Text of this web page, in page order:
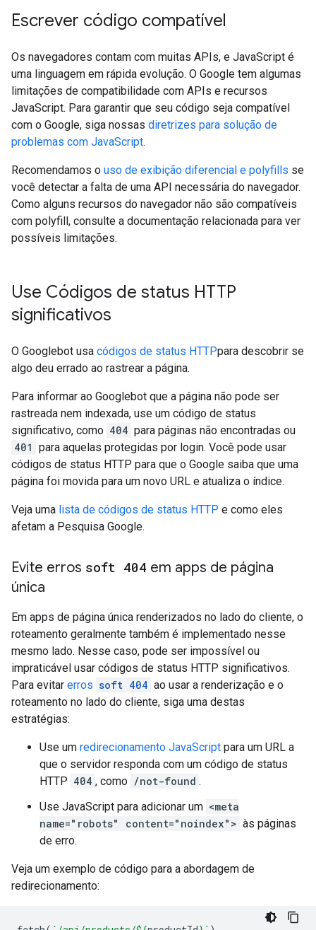
Escrever código compatível
Os navegadores contam com muitas APIs, e JavaScript é
uma linguagem em rápida evolução. O Google tem algumas
limitações de compatibilidade com APIs e recursos
JavaScript. Para garantir que seu código seja compatível
com o Google, siga nossas diretrizes para solução de
problemas com JavaScript.
Recomendamos o uso de exibição diferencial e polyfills se
você detectar a falta de uma API necessária do navegador.
Como alguns recursos do navegador não são compatíveis
com polyfill, consulte a documentação relacionada para ver
possíveis limitações.
Use Códigos de status HTTP
significativos
O Googlebot usa códigos de status HTTPpara descobrir se
algo deu errado ao rastrear a página.
Para informar ao Googlebot que a página não pode ser
rastreada nem indexada, use um código de status
significativo, como 404 para páginas não encontradas ou
401 para aquelas protegidas por login. Você pode usar
códigos de status HTTP para que o Google saiba que uma
página foi movida para um novo URL e atualiza o índice.
Veja uma lista de códigos de status HTTP e como eles
afetam a Pesquisa Google.
Evite erros soft 404 em apps de página
única
Em apps de página única renderizados no lado do cliente, o
roteamento geralmente também é implementado nesse
mesmo lado. Nesse caso, pode ser impossível ou
impraticável usar códigos de status HTTP significativos.
Para evitar erros soft 404 ao usar a renderização e o
roteamento no lado do cliente, siga uma destas
estratégias:
Use um redirecionamento JavaScript para um URL a
que o servidor responda com um código de status
HTTP 404 , como /not-found .
Use JavaScript para adicionar um <meta
name="robots" content="noindex"> às páginas
de erro.
Veja um exemplo de código para a abordagem de
redirecionamento: